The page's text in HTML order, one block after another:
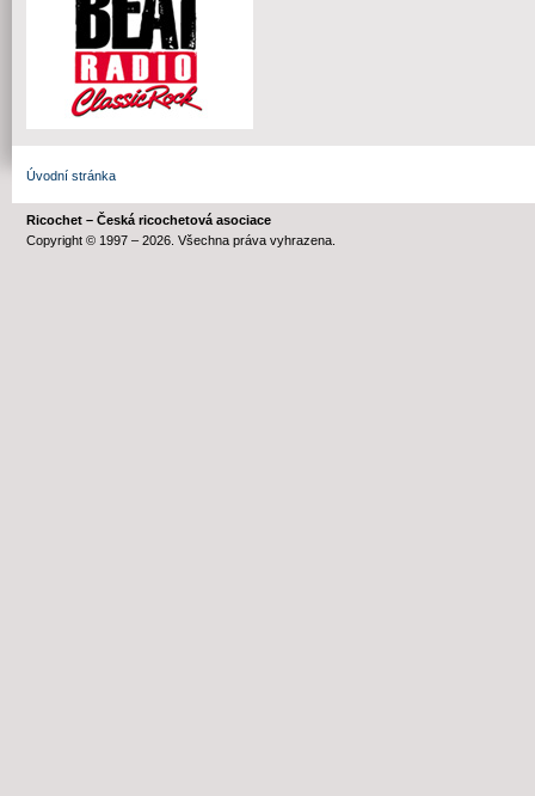
Úvodní stránka
Ricochet – Česká ricochetová asociace
Copyright © 1997 – 2026. Všechna práva vyhrazena.